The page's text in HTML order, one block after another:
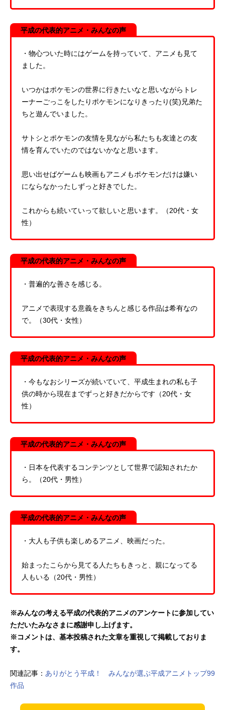
平成の代表的アニメ・みんなの声
・物心ついた時にはゲームを持っていて、アニメも見て
ました。
いつかはポケモンの世界に行きたいなと思いながらトレ
ーナーごっこをしたりポケモンになりきったり(笑)兄弟た
ちと遊んでいました。
サトシとポケモンの友情を見ながら私たちも友達との友
情を育んでいたのではないかなと思います。
思い出せばゲームも映画もアニメもポケモンだけは嫌い
にならなかったしずっと好きでした。
これからも続いていって欲しいと思います。（20代・女
性）
平成の代表的アニメ・みんなの声
・普遍的な善さを感じる。
アニメで表現する意義をきちんと感じる作品は希有なの
で。（30代・女性）
平成の代表的アニメ・みんなの声
・今もなおシリーズが続いていて、平成生まれの私も子
供の時から現在までずっと好きだからです（20代・女
性）
平成の代表的アニメ・みんなの声
・日本を代表するコンテンツとして世界で認知されたか
ら。（20代・男性）
平成の代表的アニメ・みんなの声
・大人も子供も楽しめるアニメ、映画だった。
始まったこらから見てる人たちもきっと、親になってる
人もいる（20代・男性）
※みんなの考える平成の代表的アニメのアンケートに参加してい
ただいたみなさまに感謝申し上げます。
※コメントは、基本投稿された文章を重視して掲載しておりま
す。
関連記事： ありがとう平成！ みんなが選ぶ平成アニメトップ99
作品